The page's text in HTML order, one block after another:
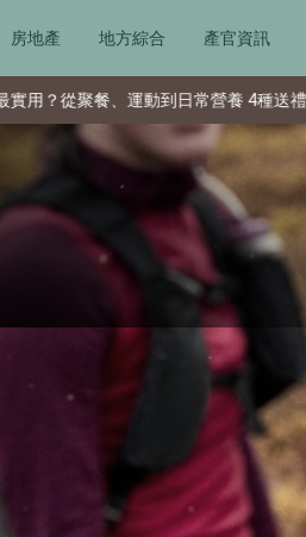
房地產 地方綜合 產官資訊
日常營養 4種送禮選擇一次看